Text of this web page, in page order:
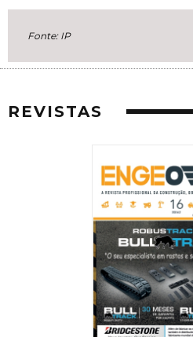
Fonte: IP
REVISTAS